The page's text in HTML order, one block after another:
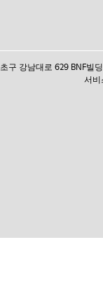
구 강남대로 629 BNF빌
서비